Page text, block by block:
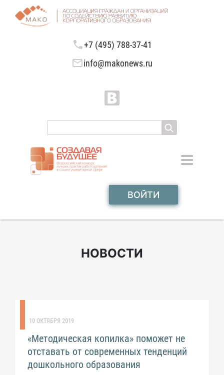
+7 (495) 788-37-41
info@makonews.ru
ВОЙТИ
НОВОСТИ
10 ОКТЯБРЯ 2019
«Методическая копилка» поможет не
отставать от современных тенденций
дошкольного образования